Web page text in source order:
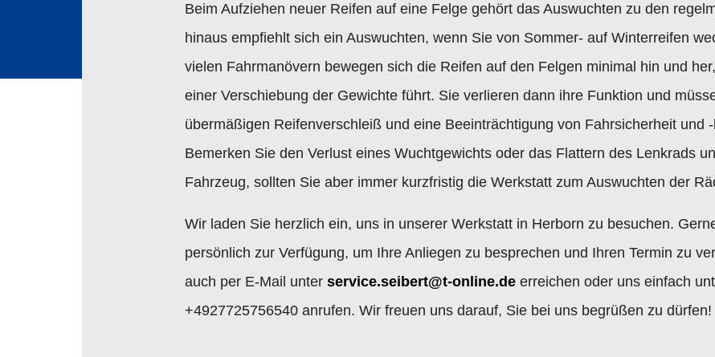
Beim Aufziehen neuer Reifen auf eine Felge gehört das Auswuchten zu den
hinaus empfiehlt sich ein Auswuchten, wenn Sie von Sommer- auf Winterreifen
vielen Fahrmanövern bewegen sich die Reifen auf den Felgen minimal hin und
einer Verschiebung der Gewichte führt. Sie verlieren dann ihre Funktion und
übermäßigen Reifenverschleiß und eine Beeinträchtigung von Fahrsicherheit und
Bemerken Sie den Verlust eines Wuchtgewichts oder das Flattern des Lenkrads
Fahrzeug, sollten Sie aber immer kurzfristig die Werkstatt zum Auswuchten der
Wir laden Sie herzlich ein, uns in unserer Werkstatt in Herborn zu besuchen.
persönlich zur Verfügung, um Ihre Anliegen zu besprechen und Ihren Termin zu
auch per E-Mail unter service.seibert@t-online.de erreichen oder uns einfach
+4927725756540 anrufen. Wir freuen uns darauf, Sie bei uns begrüßen zu dürfen!